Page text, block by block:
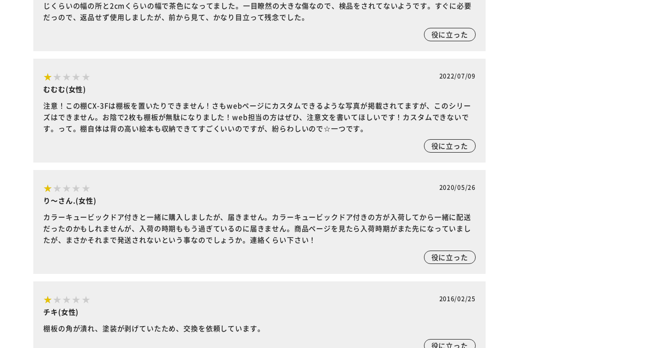
じくらいの幅の所と2cmくらいの幅で茶色になってました。一目瞭然の大きな傷なので、検品をされてないようです。すぐに必要
だっので、返品せず使用しましたが、前から見て、かなり目立って残念でした。
役に立った
2022/07/09
むむむ(女性)
注意！この棚CX-3Fは棚板を置いたりできません！さもwebページにカスタムできるような写真が掲載されてますが、このシリー
ズはできません。お陰で2枚も棚板が無駄になりました！web担当の方はぜひ、注意文を書いてほしいです！カスタムできないで
す。って。棚自体は背の高い絵本も収納できてすごくいいのですが、紛らわしいので☆一つです。
役に立った
2020/05/26
り～さん.(女性)
カラーキュービックドア付きと一緒に購入しましたが、届きません。カラーキュービックドア付きの方が入荷してから一緒に配送
だったのかもしれませんが、入荷の時期ももう過ぎているのに届きません。商品ページを見たら入荷時期がまた先になっていまし
たが、まさかそれまで発送されないという事なのでしょうか。連絡くらい下さい！
役に立った
2016/02/25
チキ(女性)
棚板の角が潰れ、塗装が剥げていたため、交換を依頼しています。
役に立った